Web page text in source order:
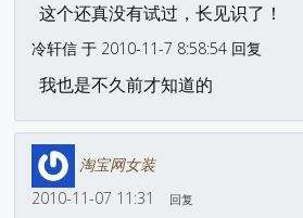
这个还真没有试过，长见识了！
冷轩信 于 2010-11-7 8:58:54 回复
我也是不久前才知道的
淘宝网女装
2010-11-07 11:31
回复